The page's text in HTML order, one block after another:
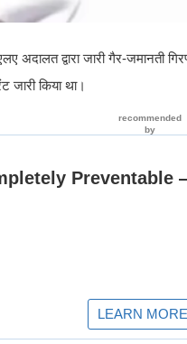
द्वारा जारी गैर-जमानती
जारी किया था।